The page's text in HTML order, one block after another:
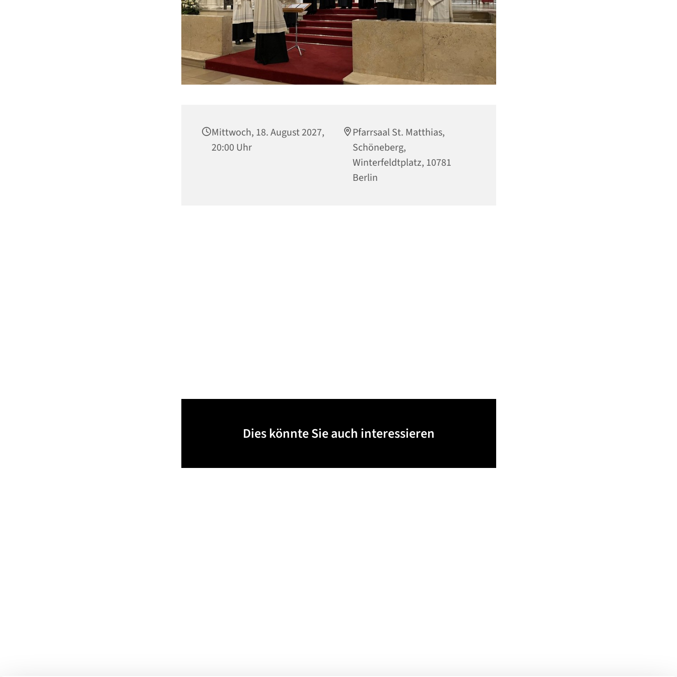
Mittwoch, 18. August 2027,
20:00 Uhr
Pfarrsaal St. Matthias,
Schöneberg,
Winterfeldtplatz, 10781
Berlin
Dies könnte Sie auch interessieren